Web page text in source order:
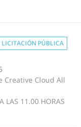
LICITACIÓN PÚBLICA
Creative Cloud All
LAS 11.00 HORAS